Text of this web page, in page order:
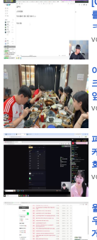
로구부암동단독주택
1회 남양주별내남광
양주오남아이파크아파
신원아파트 법원경매 매
1회 관악구신림동빌
악구남현동빌라 법원